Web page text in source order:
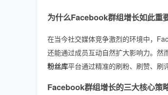
为什么Facebook群组增长如此重
在当今社交媒体竞争激烈的环境中，
还能通过成员互动自然扩大影响力。然
粉丝库平台通过精准的刷粉、刷赞、刷
Facebook群组增长的三大核心策